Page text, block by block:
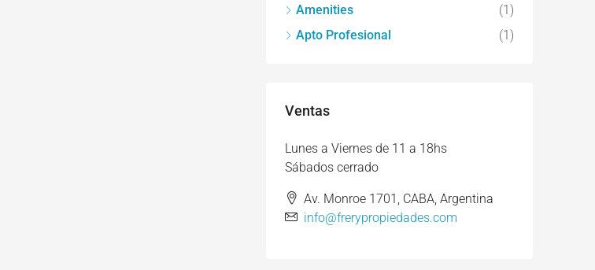
Amenities
(1)
Apto Profesional
(1)
Ventas
Lunes a Viernes de 11 a 18hs
Sábados cerrado
Av. Monroe 1701, CABA, Argentina
info@frerypropiedades.com